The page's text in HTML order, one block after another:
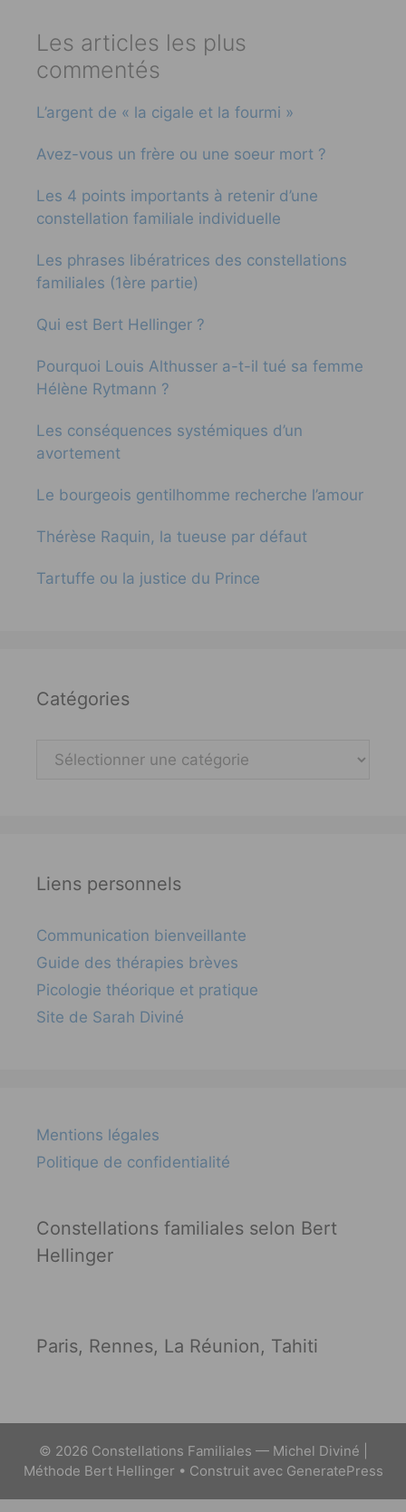
Les articles les plus
commentés
L’argent de « la cigale et la fourmi »
Avez-vous un frère ou une soeur mort ?
Les 4 points importants à retenir d’une
constellation familiale individuelle
Les phrases libératrices des constellations
familiales (1ère partie)
Qui est Bert Hellinger ?
Pourquoi Louis Althusser a-t-il tué sa femme
Hélène Rytmann ?
Les conséquences systémiques d’un
avortement
Le bourgeois gentilhomme recherche l’amour
Thérèse Raquin, la tueuse par défaut
Tartuffe ou la justice du Prince
Catégories
Catégories
Liens personnels
Communication bienveillante
Guide des thérapies brèves
Picologie théorique et pratique
Site de Sarah Diviné
Mentions légales
Politique de confidentialité
Constellations familiales selon Bert
Hellinger
Paris, Rennes, La Réunion, Tahiti
© 2026 Constellations Familiales — Michel Diviné |
Méthode Bert Hellinger • Construit avec GeneratePress